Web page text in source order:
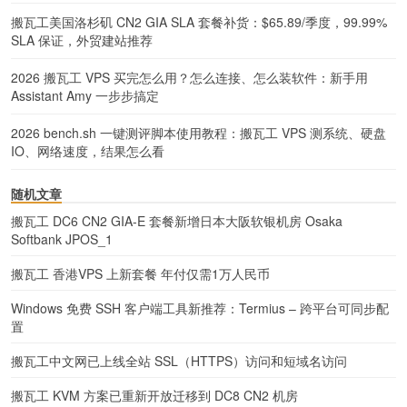
搬瓦工美国洛杉矶 CN2 GIA SLA 套餐补货：$65.89/季度，99.99%
SLA 保证，外贸建站推荐
2026 搬瓦工 VPS 买完怎么用？怎么连接、怎么装软件：新手用
Assistant Amy 一步步搞定
2026 bench.sh 一键测评脚本使用教程：搬瓦工 VPS 测系统、硬盘
IO、网络速度，结果怎么看
随机文章
搬瓦工 DC6 CN2 GIA-E 套餐新增日本大阪软银机房 Osaka
Softbank JPOS_1
搬瓦工 香港VPS 上新套餐 年付仅需1万人民币
Windows 免费 SSH 客户端工具新推荐：Termius – 跨平台可同步配
置
搬瓦工中文网已上线全站 SSL（HTTPS）访问和短域名访问
搬瓦工 KVM 方案已重新开放迁移到 DC8 CN2 机房